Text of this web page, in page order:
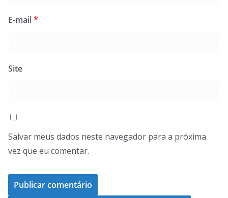
E-mail*
Site
Salvar meus dados neste navegador para a próxima
vez que eu comentar.